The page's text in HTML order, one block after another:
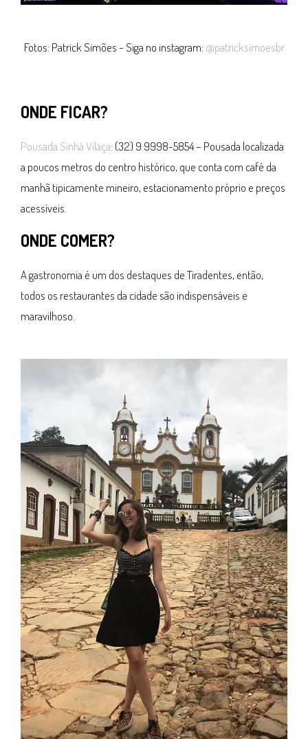
Fotos: Patrick Simões - Siga no instagram:@patricksimoesbr
ONDE FICAR?
Pousada Sinhá Vilaça: (32) 9 9998-5854 – Pousada localizada
a poucos metros do centro histórico, que conta com café da
manhã tipicamente mineiro, estacionamento próprio e preços
acessíveis.
ONDE COMER?
A gastronomia é um dos destaques de Tiradentes, então,
todos os restaurantes da cidade são indispensáveis e
maravilhoso.